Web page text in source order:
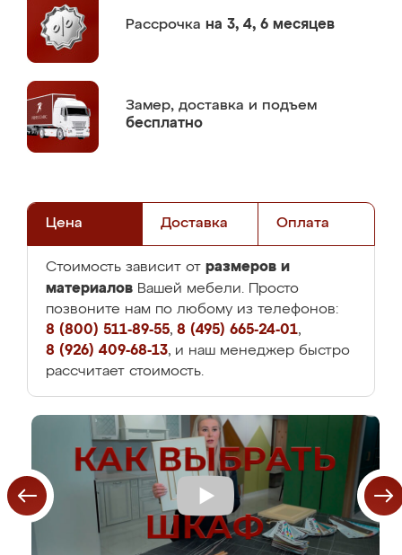
Рассрочка на 3, 4, 6 месяцев
Замер, доставка и подъем
бесплатно
Цена Доставка Оплата
Стоимость зависит от размеров и
материалов Вашей мебели. Просто
позвоните нам по любому из телефонов:
8 (800) 511-89-55, 8 (495) 665-24-01,
8 (926) 409-68-13, и наш менеджер быстро
рассчитает стоимость.